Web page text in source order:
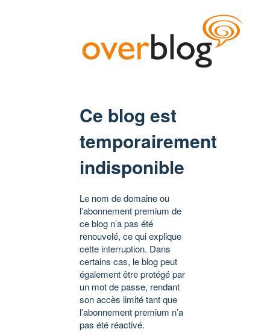
Ce blog est
temporairement
indisponible
Le nom de domaine ou
l’abonnement premium de
ce blog n’a pas été
renouvelé, ce qui explique
cette interruption. Dans
certains cas, le blog peut
également être protégé par
un mot de passe, rendant
son accès limité tant que
l’abonnement premium n’a
pas été réactivé.